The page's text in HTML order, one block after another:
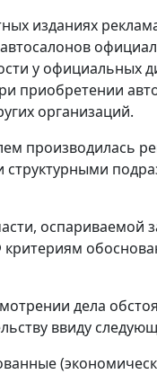
изданиях
у официальных
приобретении
организаций.
производилась
оспариваемой
дела
ввиду